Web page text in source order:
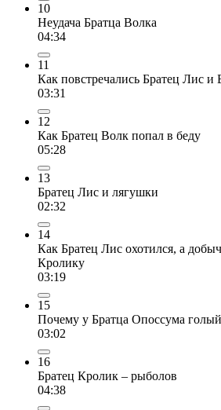
10
Неудача Братца Волка
04:34
11
Как повстречались Братец Лис и
03:31
12
Как Братец Волк попал в беду
05:28
13
Братец Лис и лягушки
02:32
14
Как Братец Лис охотился, а
Кролику
03:19
15
Почему у Братца Опоссума
03:02
16
Братец Кролик – рыболов
04:38